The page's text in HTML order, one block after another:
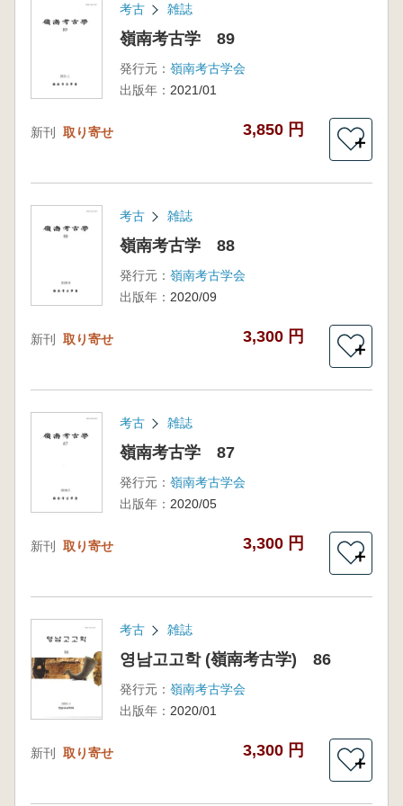
考古 雑誌
嶺南考古学 89
発行元： 嶺南考古学会
出版年： 2021/01
新刊 取り寄せ 3,850 円
＋
考古 雑誌
嶺南考古学 88
発行元： 嶺南考古学会
出版年： 2020/09
新刊 取り寄せ 3,300 円
＋
考古 雑誌
嶺南考古学 87
発行元： 嶺南考古学会
出版年： 2020/05
新刊 取り寄せ 3,300 円
＋
考古 雑誌
영남고고학 (嶺南考古学) 86
発行元： 嶺南考古学会
出版年： 2020/01
新刊 取り寄せ 3,300 円
＋